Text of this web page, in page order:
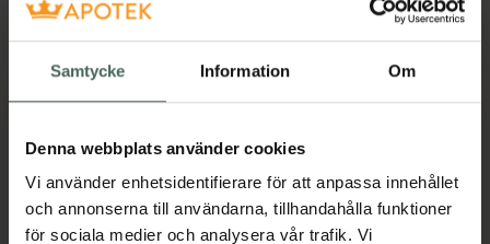
Samtycke Information Om
Denna webbplats använder cookies
Vi använder enhetsidentifierare för att anpassa innehållet
och annonserna till användarna, tillhandahålla funktioner
för sociala medier och analysera vår trafik. Vi
Köp via
recept
recept